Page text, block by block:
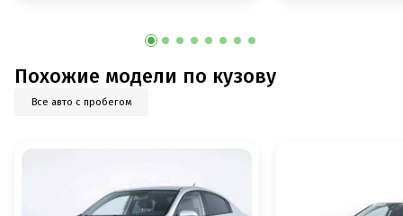
Похожие модели по кузову
Все авто с пробегом